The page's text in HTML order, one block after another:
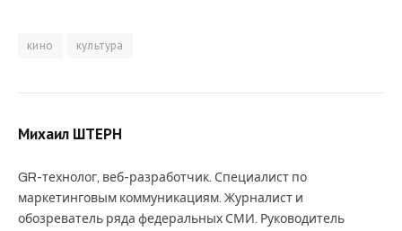
кино культура
Михаил ШТЕРН
GR-технолог, веб-разработчик. Специалист по
маркетинговым коммуникациям. Журналист и
обозреватель ряда федеральных СМИ. Руководитель